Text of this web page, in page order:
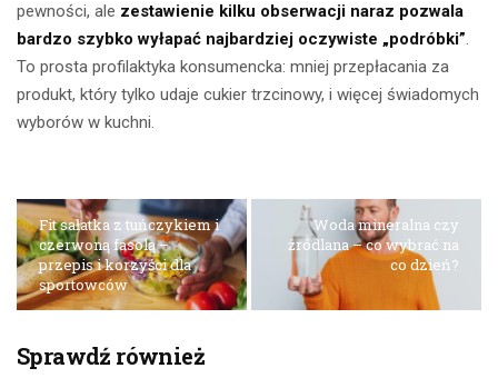
pewności, ale zestawienie kilku obserwacji naraz pozwala
bardzo szybko wyłapać najbardziej oczywiste „podróbki”.
To prosta profilaktyka konsumencka: mniej przepłacania za
produkt, który tylko udaje cukier trzcinowy, i więcej świadomych
wyborów w kuchni.
Fit sałatka z tuńczykiem i
czerwoną fasolą –
przepis i korzyści dla
sportowców
Woda mineralna czy
źródlana – co wybrać na
co dzień?
Sprawdź również